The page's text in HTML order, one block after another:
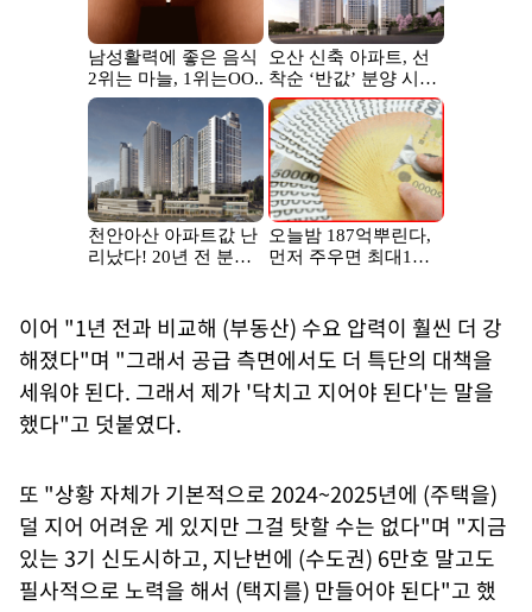
이어 "1년 전과 비교해 (부동산) 수요 압력이 훨씬 더 강
해졌다"며 "그래서 공급 측면에서도 더 특단의 대책을
세워야 된다. 그래서 제가 '닥치고 지어야 된다'는 말을
했다"고 덧붙였다.
또 "상황 자체가 기본적으로 2024~2025년에 (주택을)
덜 지어 어려운 게 있지만 그걸 탓할 수는 없다"며 "지금
있는 3기 신도시하고, 지난번에 (수도권) 6만호 말고도
필사적으로 노력을 해서 (택지를) 만들어야 된다"고 했